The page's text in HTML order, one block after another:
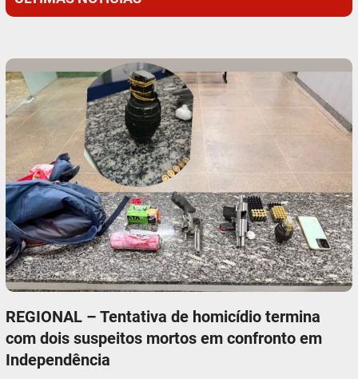
REGIONAL – Tentativa de homicídio termina
com dois suspeitos mortos em confronto em
Independência